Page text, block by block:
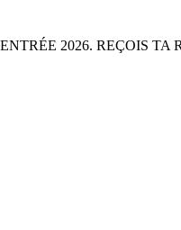
2026. REÇOIS TA